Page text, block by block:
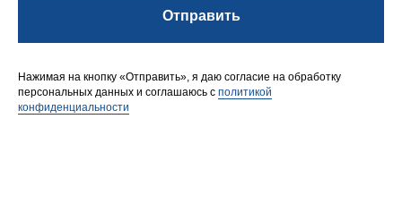
Отправить
Нажимая на кнопку «Отправить», я даю согласие на обработку
персональных данных и соглашаюсь с политикой
конфиденциальности